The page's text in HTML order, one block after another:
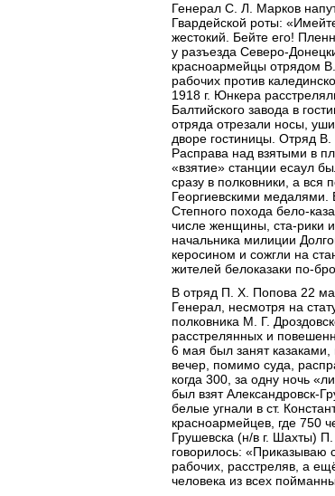
Генерал С. Л. Марков
Гвардейской роты:
жестокий. Бейте его!
у разъезда Северо-
красноармейцы отрядом
рабочих против
1918 г. Юнкера
Балтийского завода в
отряда отрезали носы,
дворе гостиницы. Отряд
Расправа над взятыми в
«взятие» станции есаул
сразу в полковники, а вся
Георгиевскими медалями.
Степного похода бело-
числе женщины, ста-рики
начальника милиции
керосином и сожгли на
жителей белоказаки по-
В отряд П. Х. Попова 22
Генерал, несмотря на
полковника М. Г.
расстрелянных и
6 мая был занят казаками,
вечер, помимо суда,
когда 300, за одну ночь
был взят Александровск-
белые угнали в ст.
красноармейцев, где 750
Грушевска (н/в г. Шахты)
говорилось:
рабочих, расстреляв, а
человека из всех